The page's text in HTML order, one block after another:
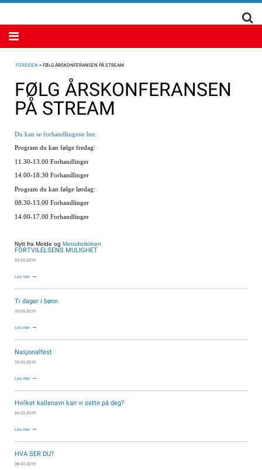
FORSIDEN > FØLG ÅRSKONFERANSEN PÅ STREAM
FØLG ÅRSKONFERANSEN
PÅ STREAM
Du kan se forhandlingene her.
Program du kan følge fredag:
11.30-13.00 Forhandlinger
14.00-18.30 Forhandlinger
Program du kan følge lørdag:
08.30-13.00 Forhandlinger
14.00-17.00 Forhandlinger
Nytt fra Molde og Metodistkirken
FORTVILELSENS MULIGHET
23.05.2019
Les mer
Ti dager i bønn
10.05.2019
Les mer
Nasjonalfest
10.05.2019
Les mer
Hvilket kallenavn kan vi sette på deg?
26.03.2019
Les mer
HVA SER DU?
08.03.2019